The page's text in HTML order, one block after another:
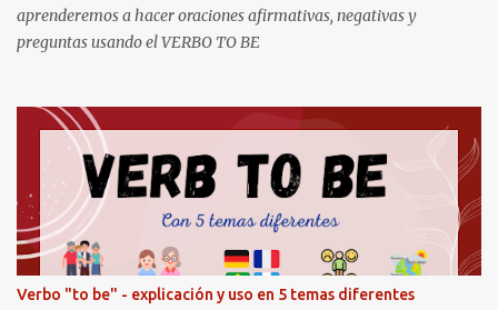
aprenderemos a hacer oraciones afirmativas, negativas y
preguntas usando el VERBO TO BE
Verbo "to be" - explicación y uso en 5 temas diferentes